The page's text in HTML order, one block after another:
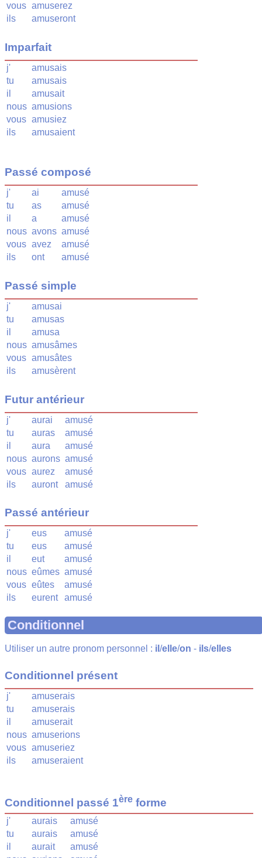
vous amuserez
ils
amuseront
Imparfait
j'
amusais
tu
amusais
il
amusait
nous amusions
vous amusiez
ils
amusaient
Passé composé
j' ai
amusé
tu
as
amusé
il
a
amusé
nous avons amusé
vous avez
amusé
ils
ont amusé
Passé simple
j'
amusai
tu
amusas
il
amusa
nous amusâmes
vous amusâtes
ils
amusèrent
Futur antérieur
j' aurai
amusé
tu
auras
amusé
il
aura
amusé
nous aurons amusé
vous aurez
amusé
ils
auront amusé
Passé antérieur
j' eus
amusé
tu
eus
amusé
il
eut
amusé
nous eûmes amusé
vous eûtes
amusé
ils
eurent amusé
Conditionnel
Utiliser un autre pronom personnel : il /elle/on - ils/elles
Conditionnel présent
j'
amuserais
tu
amuserais
il
amuserait
nous amuserions
vous amuseriez
ils
amuseraient
Conditionnel passé 1ère forme
j' aurais
amusé
tu
aurais
amusé
il
aurait
amusé